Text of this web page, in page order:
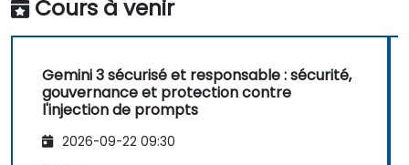
Cours à venir
Gemini 3 sécurisé et responsable : sécurité,
gouvernance et protection contre
l'injection de prompts
2026-09-22 09:30